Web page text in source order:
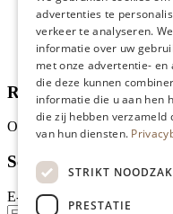
Wie zijn wij?
Recepten
Tips
Recensies
Onze klanten waarderen ons
Schrijf je in voor onze
E-mailadres
advertenties te
verkeer te analyseren.
informatie over uw
met onze advertentie- en
die deze kunnen
informatie die u aan hen
die zij hebben verzameld
van hun diensten.
STRIKT
PRESTATIE